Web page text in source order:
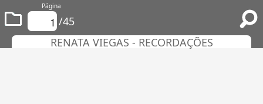
Página
/45
RENATA VIEGAS - RECORDAÇÕES